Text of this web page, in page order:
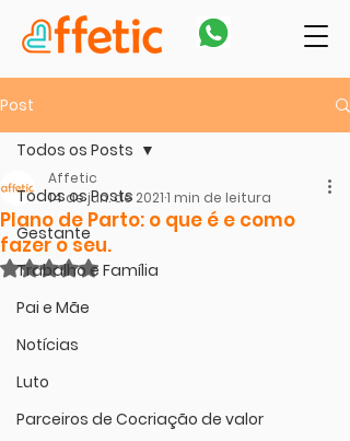
Post
Todos os Posts
Gestante
Trabalho e Família
Pai e Mãe
Notícias
Luto
Parceiros de Cocriação de valor
Todos os Posts
Plano de Parto: o que é e como
fazer o seu.
Affetic
14 de jun. de 20211 min de leitura
Avaliado com NaN de 5 estrelas.